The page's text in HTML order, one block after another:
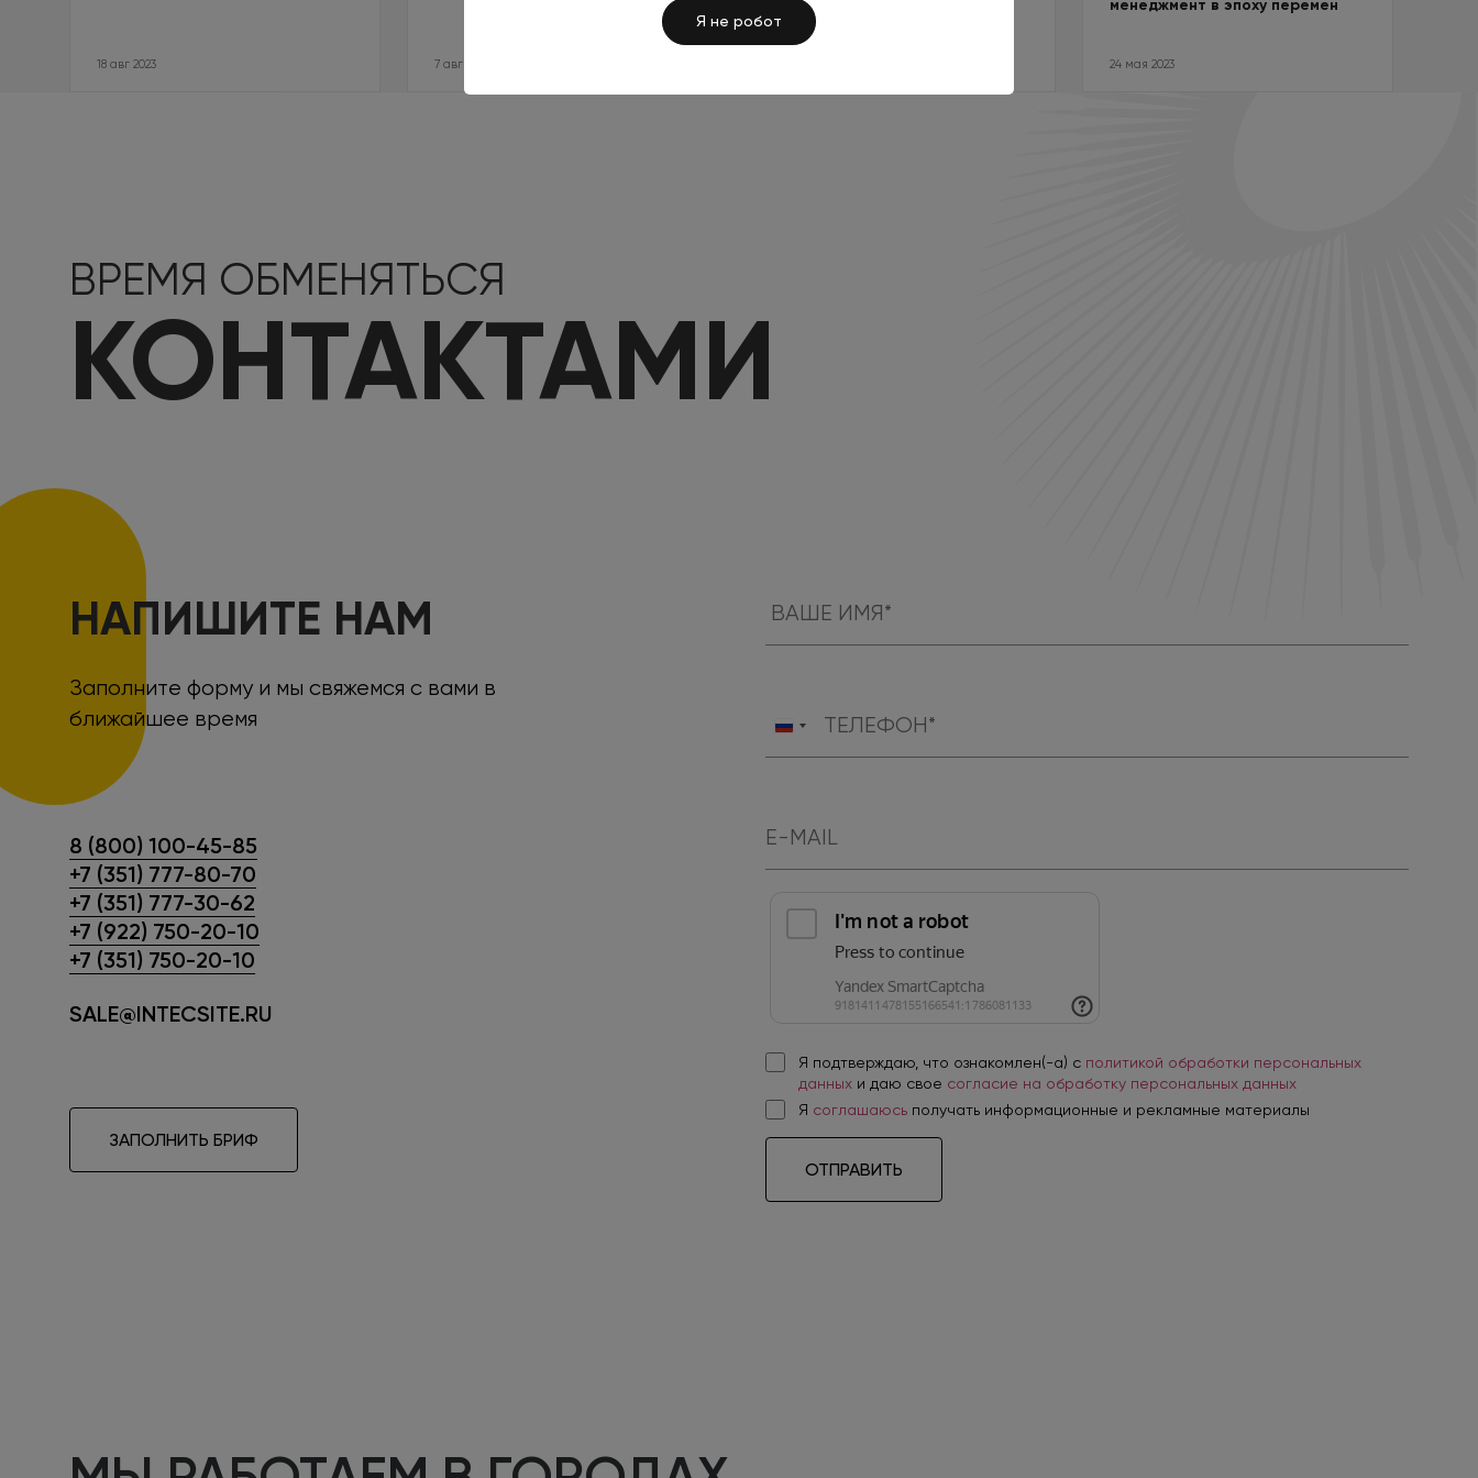
Я не робот
18 авг 2023 7 авг 2023
Челябинской области
менеджмент в эпоху перемен
24 мая 2023
ВРЕМЯ ОБМЕНЯТЬСЯ
КОНТАКТАМИ
НАПИШИТЕ НАМ
Заполните форму и мы свяжемся с вами в
ближайшее время
8 (800) 100-45-85
+7 (351) 777-80-70
+7 (351) 777-30-62
+7 (922) 750-20-10
+7 (351) 750-20-10
SALE@INTECSITE.RU
ЗАПОЛНИТЬ БРИФ
Россия
Я подтверждаю, что ознакомлен(-а) с политикой обработки персональных
данных и даю свое согласие на обработку персональных данных
Я соглашаюсь получать информационные и рекламные материалы
ОТПРАВИТЬ